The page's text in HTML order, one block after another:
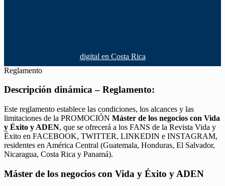
digital en Costa Rica
Reglamento
Descripción dinámica – Reglamento:
Este reglamento establece las condiciones, los alcances y las
limitaciones de la PROMOCIÓN Máster de los negocios con Vida
y Éxito y ADEN, que se ofrecerá a los FANS de la Revista Vida y
Éxito en FACEBOOK, TWITTER, LINKEDIN e INSTAGRAM,
residentes en América Central (Guatemala, Honduras, El Salvador,
Nicaragua, Costa Rica y Panamá).
Máster de los negocios con Vida y Éxito y ADEN